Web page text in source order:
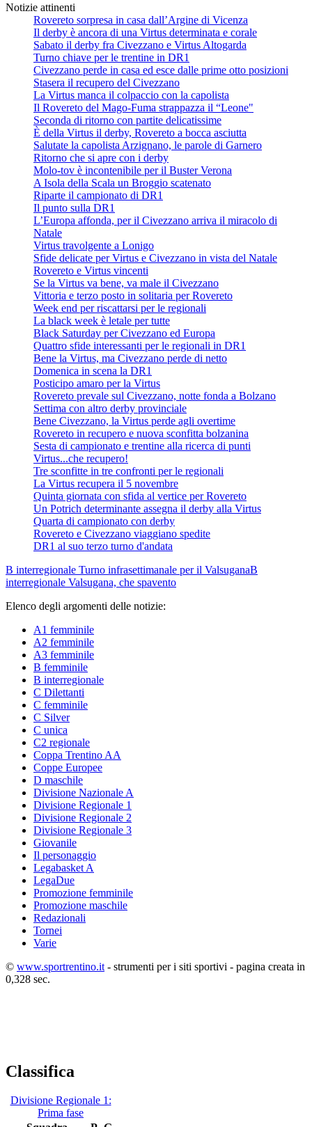
Notizie attinenti
Rovereto sorpresa in casa dall’Argine di Vicenza
Il derby è ancora di una Virtus determinata e corale
Sabato il derby fra Civezzano e Virtus Altogarda
Turno chiave per le trentine in DR1
Civezzano perde in casa ed esce dalle prime otto posizioni
Stasera il recupero del Civezzano
La Virtus manca il colpaccio con la capolista
Il Rovereto del Mago-Fuma strappazza il “Leone"
Seconda di ritorno con partite delicatissime
È della Virtus il derby, Rovereto a bocca asciutta
Salutate la capolista Arzignano, le parole di Garnero
Ritorno che si apre con i derby
Molo-tov è incontenibile per il Buster Verona
A Isola della Scala un Broggio scatenato
Riparte il campionato di DR1
Il punto sulla DR1
L’Europa affonda, per il Civezzano arriva il miracolo di
Natale
Virtus travolgente a Lonigo
Sfide delicate per Virtus e Civezzano in vista del Natale
Rovereto e Virtus vincenti
Se la Virtus va bene, va male il Civezzano
Vittoria e terzo posto in solitaria per Rovereto
Week end per riscattarsi per le regionali
La black week è letale per tutte
Black Saturday per Civezzano ed Europa
Quattro sfide interessanti per le regionali in DR1
Bene la Virtus, ma Civezzano perde di netto
Domenica in scena la DR1
Posticipo amaro per la Virtus
Rovereto prevale sul Civezzano, notte fonda a Bolzano
Settima con altro derby provinciale
Bene Civezzano, la Virtus perde agli overtime
Rovereto in recupero e nuova sconfitta bolzanina
Sesta di campionato e trentine alla ricerca di punti
Virtus...che recupero!
Tre sconfitte in tre confronti per le regionali
La Virtus recupera il 5 novembre
Quinta giornata con sfida al vertice per Rovereto
Un Potrich determinante assegna il derby alla Virtus
Quarta di campionato con derby
Rovereto e Civezzano viaggiano spedite
DR1 al suo terzo turno d'andata
B interregionale Turno infrasettimanale per il ValsuganaB
interregionale Valsugana, che spavento
Elenco degli argomenti delle notizie:
A1 femminile
A2 femminile
A3 femminile
B femminile
B interregionale
C Dilettanti
C femminile
C Silver
C unica
C2 regionale
Coppa Trentino AA
Coppe Europee
D maschile
Divisione Nazionale A
Divisione Regionale 1
Divisione Regionale 2
Divisione Regionale 3
Giovanile
Il personaggio
Legabasket A
LegaDue
Promozione femminile
Promozione maschile
Redazionali
Tornei
Varie
© www.sportrentino.it - strumenti per i siti sportivi - pagina creata in
0,328 sec.
Classifica
Divisione Regionale 1:
Prima fase